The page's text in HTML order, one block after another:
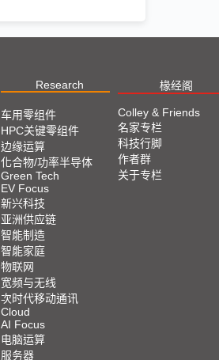
Research 椽经阁
车用零组件
HPC关键零组件
边缘运算
化合物/功率半导体
Green Tech
EV Focus
新兴科技
亚洲供应链
智能制造
智能家庭
物联网
宽频与无线
次时代移动通讯
Cloud
AI Focus
电脑运算
服务器
Colley & Friends
名家专栏
科技行脚
作者群
关于专栏